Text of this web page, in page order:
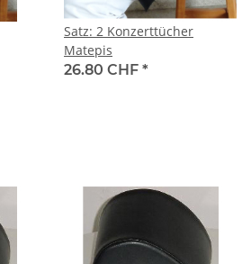
Satz: 2 Konzerttücher
Matepis
26.80 CHF *